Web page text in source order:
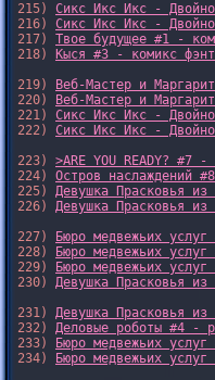
215) Сикс Икс Икс -
216) Сикс Икс Икс -
217) Твое будущее #1 -
218)
Кыся #3 - комикс
219)
Веб-Мастер и
220)
Веб-Мастер и
221) Сикс Икс Икс -
222) Сикс Икс Икс -
223) >ARE YOU READY? #7
224) Остров наслаждений
225) Девушка Прасковья
226) Девушка Прасковья
227)
Бюро медвежьих
228)
Бюро медвежьих
229)
Бюро медвежьих
230) Девушка Прасковья
231) Девушка Прасковья
232) Деловые роботы #4 -
233)
Бюро медвежьих
234)
Бюро медвежьих